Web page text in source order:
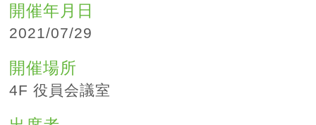
開催年月日
2021/07/29
開催場所
4F 役員会議室